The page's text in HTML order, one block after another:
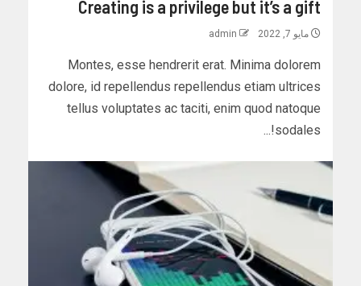
Creating is a privilege but it’s a gift
مايو 7, 2022 admin
Montes, esse hendrerit erat. Minima dolorem
dolore, id repellendus repellendus etiam ultrices
tellus voluptates ac taciti, enim quod natoque
sodales!...